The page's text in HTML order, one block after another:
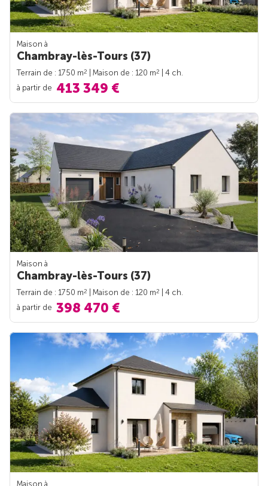
Maison à
Chambray-lès-Tours (37)
Terrain de : 1750 m2 | Maison de : 120 m2
| 4 ch.
à partir de 413 349 €
Maison à
Chambray-lès-Tours (37)
Terrain de : 1750 m2 | Maison de : 120 m2
| 4 ch.
à partir de 398 470 €
Maison à